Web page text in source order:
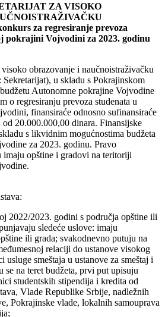
ZA VISOKO
za regresiranje prevoza
pokrajini Vojvodini za 2023. godinu
obrazovanje i naučnoistraživačku
Sekretarijat), u skladu s Pokrajinskom
Autonomne pokrajine Vojvodine
o regresiranju prevoza studenata u
finansiraće odnosno sufinansiraće
od 20.000.000,00 dinara. Finansijske
s likvidnim mogućnostima budžeta
za 2023. godinu. Pravo
imaju opštine i gradovi na teritoriji
2022/2023. godini s područja opštine ili
sledeće uslove: imaju
ili grada; svakodnevno putuju na
relaciji do ustanove visokog
smeštaja u ustanove za smeštaj i
se na teret budžeta, prvi put upisuju
studentskih stipendija i kredita od
Vlade Republike Srbije, nadležnih
Pokrajinske vlade, lokalnih samouprava